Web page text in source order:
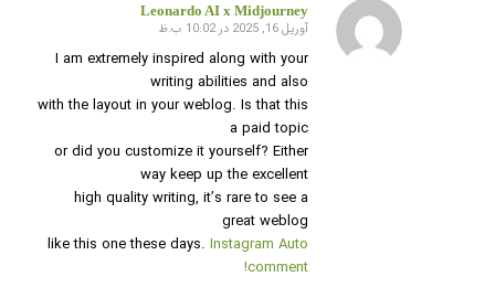
Leonardo AI x Midjourney
گفته:
آوریل 16, 2025 در 10:02 ب.ظ
I am extremely inspired along with your
writing abilities and also
with the layout in your weblog. Is that this
a paid topic
or did you customize it yourself? Either
way keep up the excellent
high quality writing, it’s rare to see a
great weblog
like this one these days.Instagram Auto
comment
!